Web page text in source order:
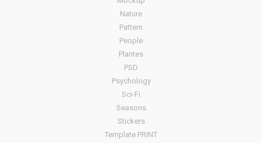
Nature
Pattern
People
Plantes
PSD
Psychology
Sci-Fi
Seasons
Stickers
Template PRINT